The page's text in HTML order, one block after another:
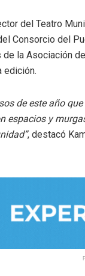
del Teatro
Consorcio del
la Asociación
edición.
de este año
espacios y
, destacó